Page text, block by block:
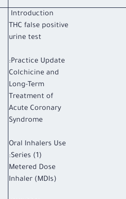
Introduction
THC false positive
urine test
Practice Update:
Colchicine and
Long-Term
Treatment of
Acute Coronary
Syndrome
Oral Inhalers Use
Series (1):
Metered Dose
Inhaler (MDIs)